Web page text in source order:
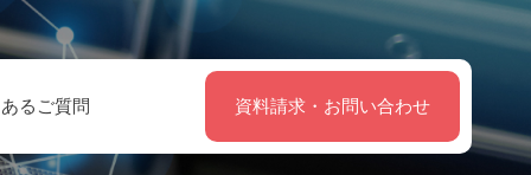
るご質問 資料請求・お問い合わせ